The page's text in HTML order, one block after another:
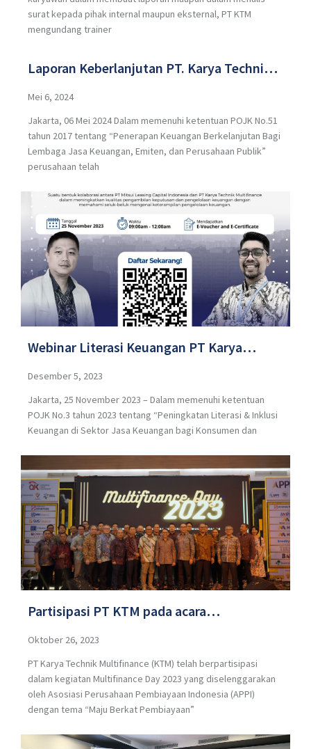
surat kepada pihak internal maupun eksternal, PT KTM
mengundang trainer
Laporan Keberlanjutan PT. Karya Technik
Multifinance Tahun 2023
Mei 6, 2024
Jakarta, 06 Mei 2024 Dalam memenuhi ketentuan POJK No.51
tahun 2017 tentang “Penerapan Keuangan Berkelanjutan Bagi
Lembaga Jasa Keuangan, Emiten, dan Perusahaan Publik”
perusahaan telah
Webinar Literasi Keuangan PT Karya
Technik Multifinance berkolaborasi dengan
PT Mitsui Leasing Capital Indonesia
bertema “Mengenal Perusahaan
Pembiayaan Lebih Dekat”.
Desember 5, 2023
Jakarta, 25 November 2023 – Dalam memenuhi ketentuan
POJK No.3 tahun 2023 tentang “Peningkatan Literasi & Inklusi
Keuangan di Sektor Jasa Keuangan bagi Konsumen dan
Partisipasi PT KTM pada acara
Multifinance Day APPI di Palembang dan
Turut Andil dalam Bulan Inklusi Keuangan
OJK tahun 2023
Oktober 26, 2023
PT Karya Technik Multifinance (KTM) telah berpartisipasi
dalam kegiatan Multifinance Day 2023 yang diselenggarakan
oleh Asosiasi Perusahaan Pembiayaan Indonesia (APPI)
dengan tema “Maju Berkat Pembiayaan”